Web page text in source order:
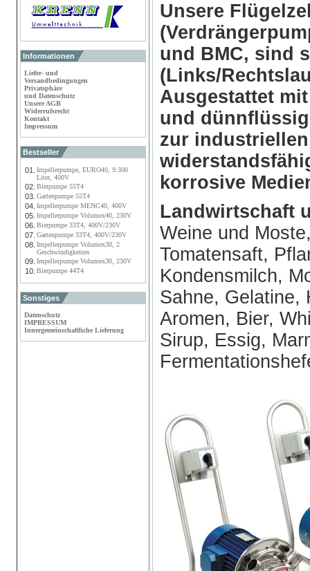
Informationen
Liefer- und
Versandbedingungen
Privatsphäre
und Datenschutz
Unsere AGB
Widerrufsrecht
Kontakt
Impressum
Bestseller
01.
Impellerpumpe, EURO40, 9.300
Liter, 400V
02. Bierpumpe 55T4
03. Gartenpumpe 55T4
04. Impellerpumpe MENC40, 400V
05. Impellerpumpe Volumex40, 230V
06. Bierpumpe 33T4, 400V/230V
07. Gartenpumpe 33T4, 400V/230V
08. Impellerpumpe Volumex30, 2
Geschwindigkeiten
09. Impellerpumpe Volumex30, 230V
10. Bierpumpe 44T4
Sonstiges
Datenschutz
IMPRESSUM
Innergemeinschaftliche Lieferung
Unsere
und BMC, sind
(Links/
Ausgestattet
und
zur
korrosive
Landwirtschaft
Weine und
Tomatensaft,
Kondensmilch,
Sahne, Gelatine,
Aromen, Bier,
Sirup, Essig,